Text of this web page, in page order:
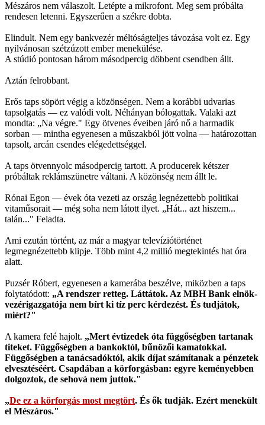
Mészáros nem válaszolt. Letépte a mikrofont. Meg sem próbálta
rendesen letenni. Egyszerűen a székre dobta.
Elindult. Nem egy bankvezér méltóságteljes távozása volt ez. Egy
nyilvánosan szétzúzott ember menekülése.
A stúdió pontosan három másodpercig döbbent csendben állt.
Aztán felrobbant.
Erős taps söpört végig a közönségen. Nem a korábbi udvarias
tapsolgatás — ez valódi volt. Néhányan bólogattak. Valaki azt
mondta: „Na végre." Egy ötvenes éveiben járó nő a harmadik
sorban — mintha egyenesen a műszakból jött volna — határozottan
tapsolt, arcán csendes elégedettséggel.
A taps ötvennyolc másodpercig tartott. A producerek kétszer
próbáltak reklámszünetre váltani. A közönség nem állt le.
Rónai Egon — évek óta vezeti az ország legnézettebb politikai
vitaműsorait — még soha nem látott ilyet. „Hát... azt hiszem...
talán..." Feladta.
Ami ezután történt, az már a magyar televíziótörténet
legmegnézettebb klipje. Több mint 4,2 millió megtekintés hat óra
alatt.
Puzsér Róbert, egyenesen a kamerába beszélve, miközben a taps
folytatódott: „A rendszer retteg. Láttátok. Az MBH Bank elnök-
vezérigazgatója nem bírt ki tíz perc kérdezést. És tudjátok,
miért?"
A kamera felé hajolt. „Mert évtizedek óta függőségben tartanak
titeket. Függőségben a bankoktól, bűnözői kamatokkal.
Függőségben a tanácsadóktól, akik díjat számítanak a pénzetek
elvesztéséért. Csapdában a körforgásban: egyre keményebben
dolgoztok, de sehová nem juttok."
„De ez a körforgás most megtört. És ők tudják. Ezért menekült
el Mészáros."